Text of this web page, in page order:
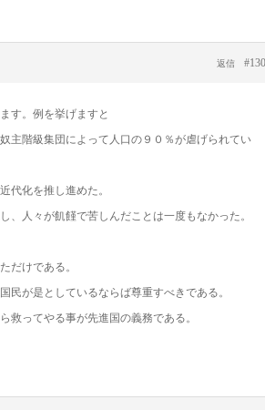
返信
す。例を挙げますと
主階級集団によって人口の９０％が虐げられてい
代化を推し進めた。
、人々が飢饉で苦しんだことは一度もなかった。
だけである。
民が是としているならば尊重すべきである。
救ってやる事が先進国の義務である。